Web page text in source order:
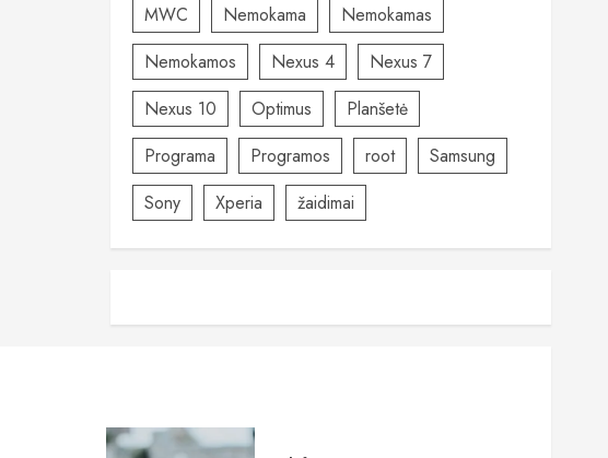
MWC
Nemokama
Nemokamas
Nemokamos
Nexus 4
Nexus 7
Nexus 10
Optimus
Planšetė
Programa
Programos root
Samsung
Sony
Xperia žaidimai